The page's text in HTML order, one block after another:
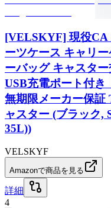
[VELSKYF] 現役CA
ーツケース キャリ
ーバッグ キャスタ
USB充電ポート付き
無期限メーカー保証
ャスター (ブラック,
35L))
VELSKYF
Amazonで商品を見る
詳細
4